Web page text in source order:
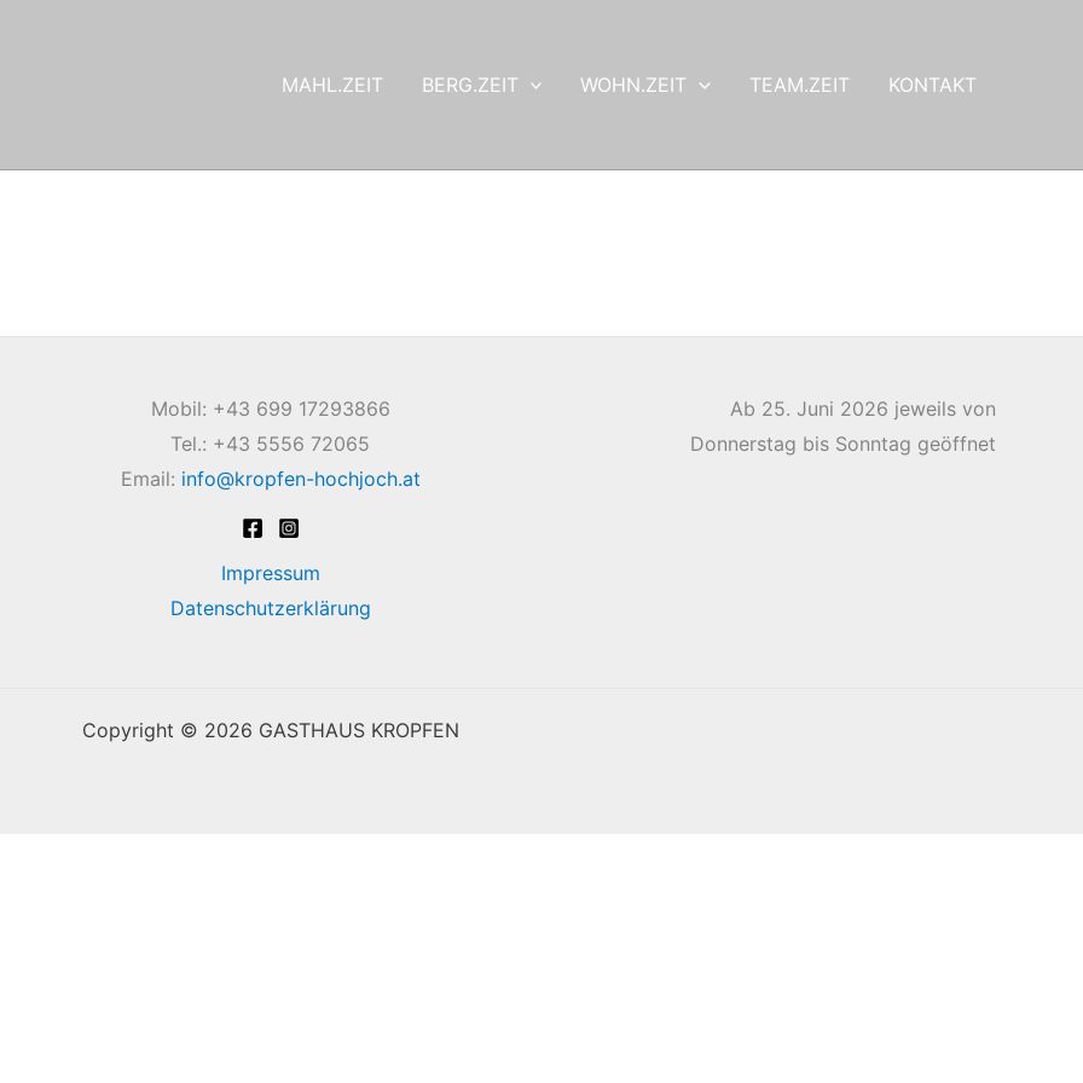
MAHL.ZEIT BERG.ZEIT WOHN.ZEIT TEAM.ZEIT KONTAKT
Mobil: +43 699 17293866
Tel.: +43 5556 72065
Email: info@kropfen-hochjoch.at
Impressum
Datenschutzerklärung
Ab 25. Juni 2026 jeweils von
Donnerstag bis Sonntag geöffnet
Copyright © 2026 GASTHAUS KROPFEN